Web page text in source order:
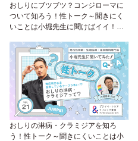
おしりにブツブツ？コンジローマに
ついて知ろう！性トーク～聞きにく
いことは小堀先生に聞けばイイ！
おしりの淋病・クラミジアを知ろ
う！性トーク～聞きにくいことは小